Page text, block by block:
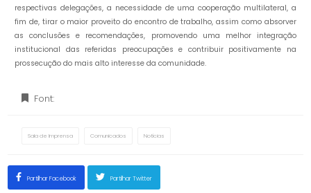
respectivas delegações, a necessidade de uma cooperação multilateral, a
fim de, tirar o maior proveito do encontro de trabalho, assim como absorver
as conclusões e recomendações, promovendo uma melhor integração
institucional das referidas preocupações e contribuir positivamente na
prossecução do mais alto interesse da comunidade.
Font:
Sala de Imprensa Comunicados Notícias
Partilhar Facebook Partilhar Twitter